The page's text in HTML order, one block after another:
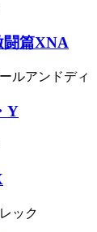
闘篇XNA
ルアンドディ
Y
ック